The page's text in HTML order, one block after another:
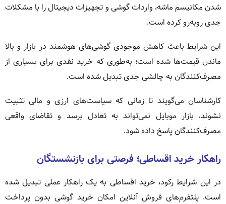
شدن مکانیسم ماشه، واردات گوشی و تجهیزات دیجیتال را با مشکلات
جدی روبه‌رو کرده است.
این شرایط باعث کاهش موجودی گوشی‌های هوشمند در بازار و بالا
ماندن قیمت‌ها شده است؛ به‌طوری که خرید نقدی برای بسیاری از
مصرف‌کنندگان به چالشی جدی تبدیل شده است.
کارشناسان می‌گویند تا زمانی که سیاست‌های ارزی و مالی تثبیت
نشوند، بازار موبایل نمی‌تواند به تعادل برسد و تقاضای واقعی
مصرف‌کنندگان پاسخ داده شود.
راهکار خرید اقساطی؛ فرصتی برای بازنشستگان
در این شرایط رکود، خرید اقساطی به یک راهکار عملی تبدیل شده
است. پلتفرم‌های فروش آنلاین امکان خرید گوشی بدون پرداخت